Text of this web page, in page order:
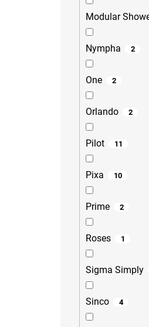
Modular
Nympha 2
One 2
Orlando 2
Pilot 11
Pixa 10
Prime 2
Roses 1
Sigma Simply
Sinco 4